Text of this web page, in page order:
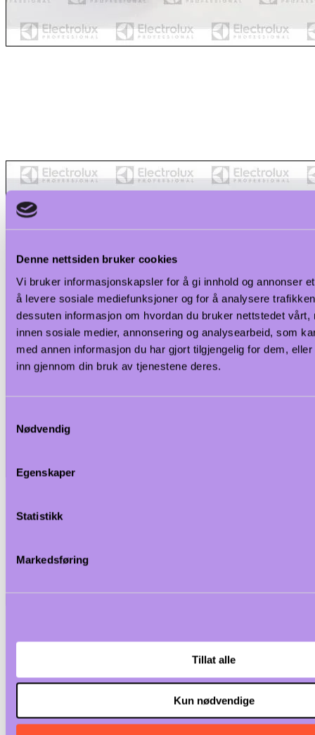
Denne nettsiden bruker cookies
Vi bruker informasjonskapsler for å gi innhold og annonser
å levere sosiale mediefunksjoner og for å analysere
dessuten informasjon om hvordan du bruker nettstedet vårt,
innen sosiale medier, annonsering og analysearbeid, som
med annen informasjon du har gjort tilgjengelig for dem,
inn gjennom din bruk av tjenestene deres.
Nødvendig
Egenskaper
Statistikk
Markedsføring
Tillat alle
Kun nødvendige